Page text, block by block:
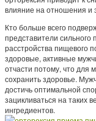
влияние на отношения и
Кто больше всего
представители сильного
расстройства пищевого
здоровые, активные
отчасти потому, что для
сохранить здоровье.
достичь оптимальной
зацикливаться на таких
ингредиентов.